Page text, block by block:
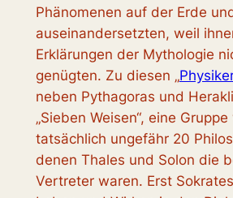
Phänomenen auf der Erde
auseinandersetzten, weil
Erklärungen der Mythologie
genügten. Zu diesen „
neben Pythagoras und
„Sieben Weisen“, eine Gruppe
tatsächlich ungefähr 20
denen Thales und Solon die
Vertreter waren. Erst